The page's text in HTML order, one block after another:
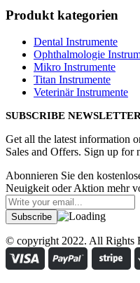
Produkt kategorien
Dental Instrumente
Ophthalmologie
Mikro Instrumente
Titan Instrumente
Veterinär Instrumente
SUBSCRIBE
Get all the latest information
Sales and Offers. Sign up for
Abonnieren Sie den
Neuigkeit oder Aktion mehr
© copyright 2022. All Rights